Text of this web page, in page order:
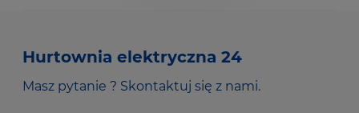
Hurtownia elektryczna 24
Masz pytanie ? Skontaktuj się z nami.